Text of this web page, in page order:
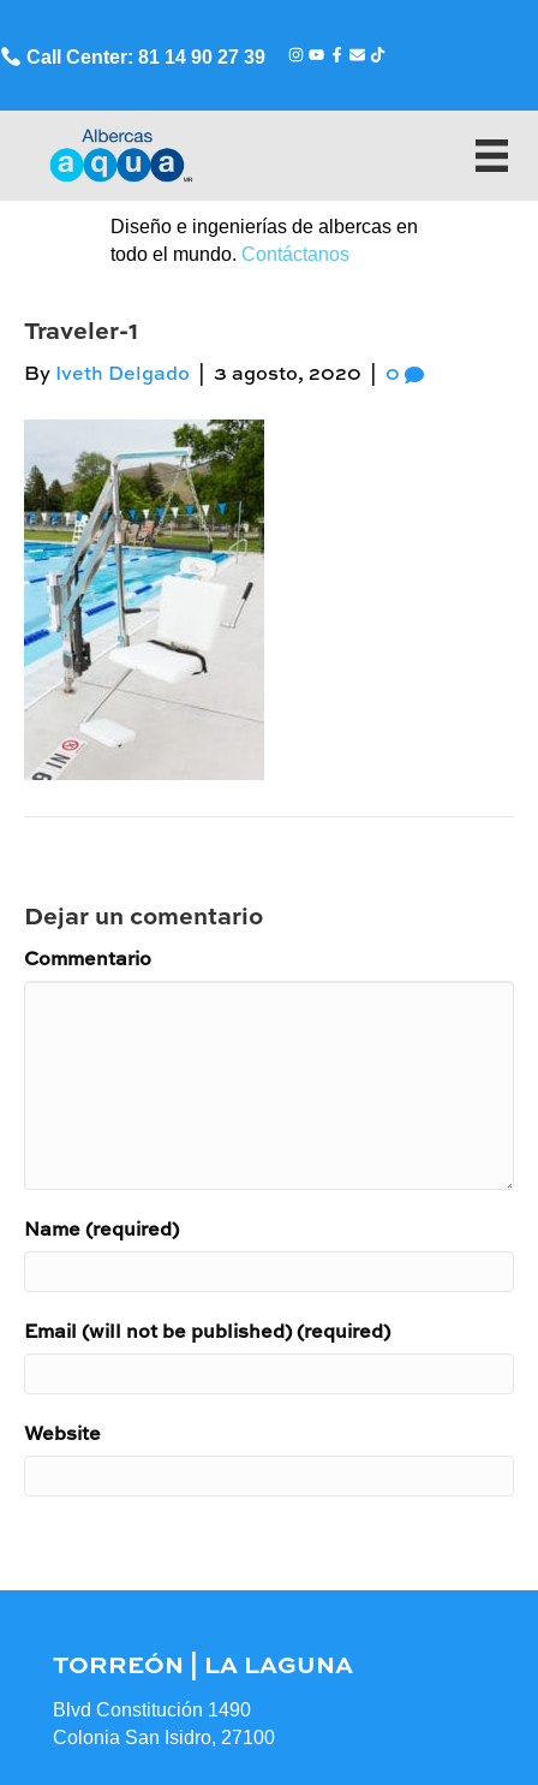
Call Center: 81 14 90 27 39
Diseño e ingenierías de albercas en
todo el mundo. Contáctanos
Traveler-1
By Iveth Delgado 3 agosto, 2020 0
Dejar un comentario
Commentario
Name (required)
Email (will not be published) (required)
Website
TORREÓN | LA LAGUNA
Blvd Constitución 1490
Colonia San Isidro, 27100